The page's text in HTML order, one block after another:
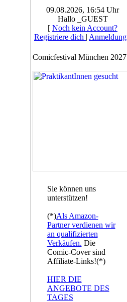
09.08.2026, 16:54 Uhr
Hallo _GUEST
[ Noch kein Account?
Registriere dich | Anmeldung
Comicfestival München 2027
Sie können uns
unterstützen!
(*)Als Amazon-
Partner verdienen wir
an qualifizierten
Verkäufen. Die
Comic-Cover sind
Affiliate-Links!(*)
HIER DIE
ANGEBOTE DES
TAGES